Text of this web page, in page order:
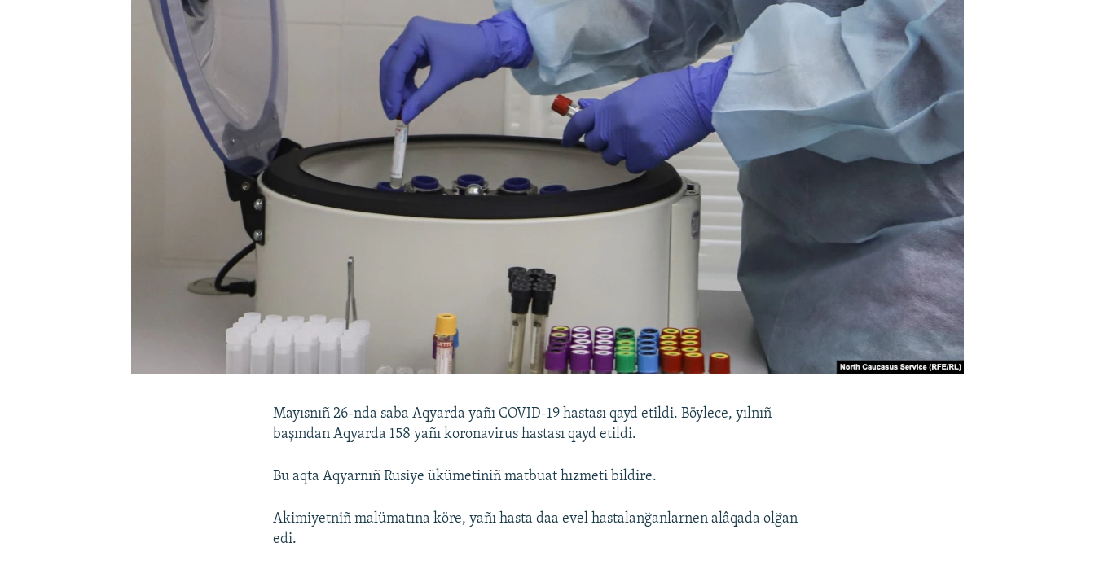
Mayısnıñ 26-nda saba Aqyarda yañı COVID-19 hastası qayd etildi. Böylece, yılnıñ
başından Aqyarda 158 yañı koronavirus hastası qayd etildi.
Bu aqta Aqyarnıñ Rusiye ükümetiniñ matbuat hızmeti bildire.
Akimiyetniñ malümatına köre, yañı hasta daa evel hastalanğanlarnen alâqada olğan
edi.